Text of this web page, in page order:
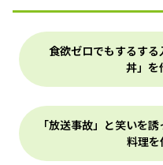
食欲ゼロでもするす
丼」を
「放送事故」と笑いを
料理を